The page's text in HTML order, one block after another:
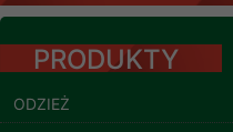
PRODUKTY
ODZIEŻ